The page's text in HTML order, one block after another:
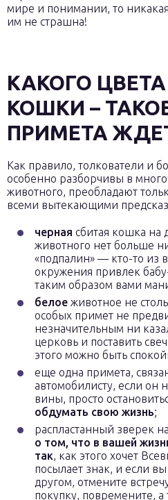
мире и понимании, то
им не страшна!
КАКОГО
КОШКИ –
ПРИМЕТА
Как правило, толкователи и
особенно разборчивы в
животного, преобладают
всеми вытекающими
черная сбитая кошка на
животного нет больше
«подпалин» — кто-то из
окружения привлек
таким образом вами
белое животное не
особых примет не
незначительным ни
церковь и поставить
этого можно быть
еще одна примета,
автомобилисту, если он
вины, просто
обдумать свою жизнь;
распластанный зверек
о том, что в вашей
так, как этого хочет
посылает знак, и если вы
другом, отмените
покупку, повремените, а